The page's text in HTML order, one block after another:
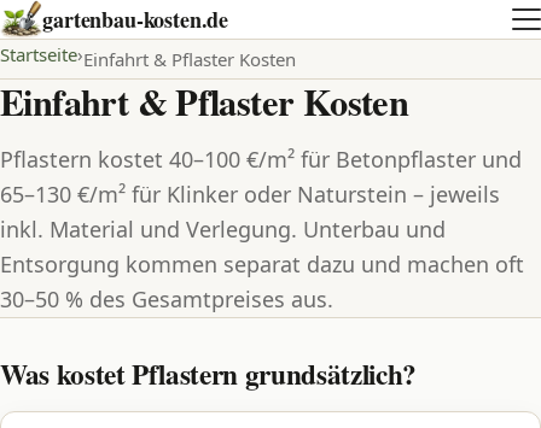
gartenbau-kosten.de
Startseite Einfahrt & Pflaster Kosten
Einfahrt & Pflaster Kosten
Pflastern kostet 40–100 €/m² für Betonpflaster und
65–130 €/m² für Klinker oder Naturstein – jeweils
inkl. Material und Verlegung. Unterbau und
Entsorgung kommen separat dazu und machen oft
30–50 % des Gesamtpreises aus.
Was kostet Pflastern grundsätzlich?